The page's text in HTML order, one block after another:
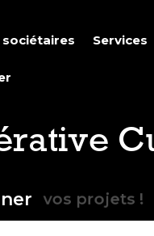
sociétaires Services
vos projets !